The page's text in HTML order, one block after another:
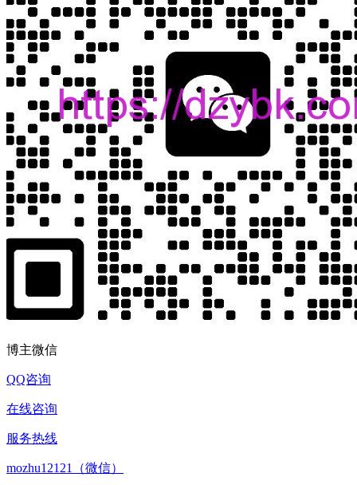
博主微信
QQ咨询
在线咨询
服务热线
mozhu12121（微信）